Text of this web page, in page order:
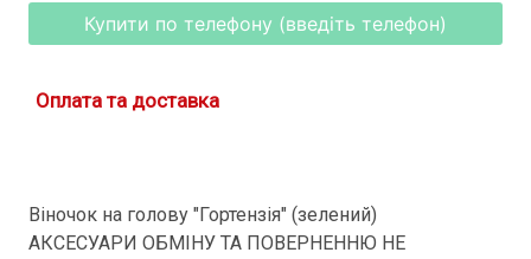
Купити по телефону (введіть телефон)
Оплата та доставка
Віночок на голову "Гортензія" (зелений)
АКСЕСУАРИ ОБМІНУ ТА ПОВЕРНЕННЮ НЕ